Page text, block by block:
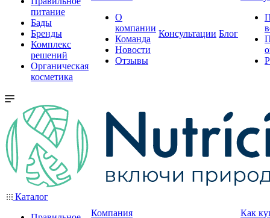
питание
Бады
Бренды
Комплекс
решений
Органическая
косметика
О
компании
Команда
Новости
Отзывы
Консультации Блог
Каталог
Компания
Как